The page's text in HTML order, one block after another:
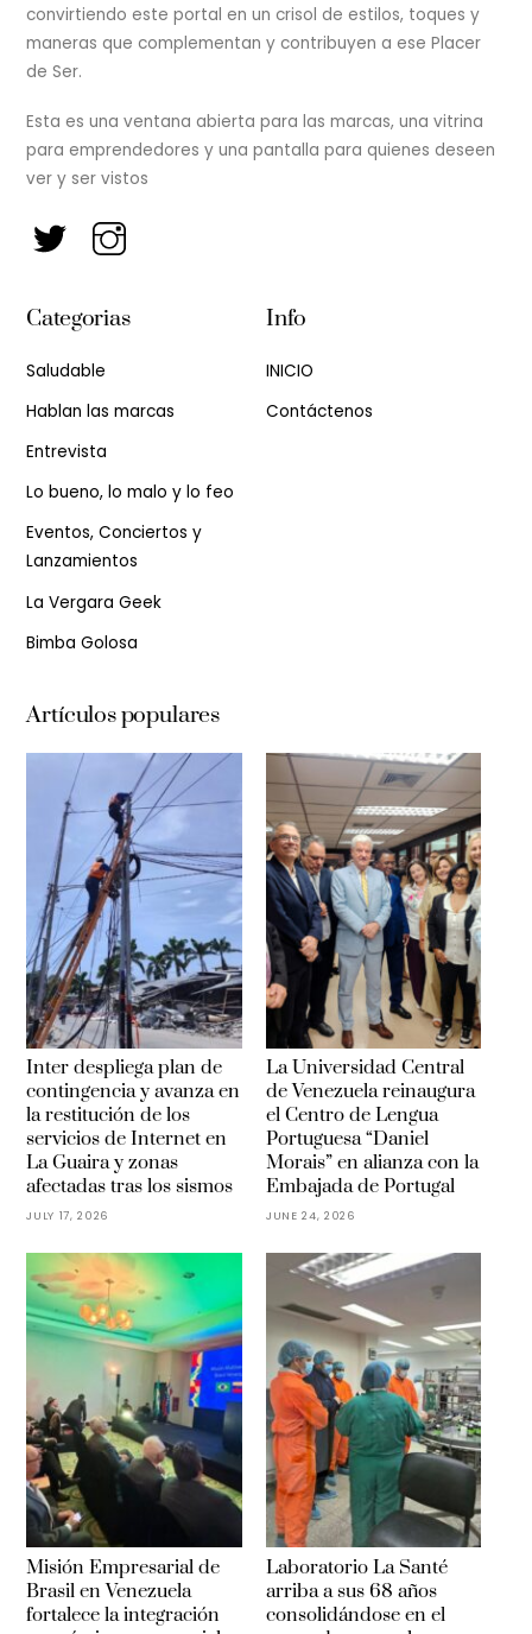
convirtiendo este portal en un crisol de estilos, toques y
maneras que complementan y contribuyen a ese Placer
de Ser.
Esta es una ventana abierta para las marcas, una vitrina
para emprendedores y una pantalla para quienes deseen
ver y ser vistos
Categorias
Saludable
Hablan las marcas
Entrevista
Lo bueno, lo malo y lo feo
Eventos, Conciertos y
Lanzamientos
La Vergara Geek
Bimba Golosa
Info
INICIO
Contáctenos
Artículos populares
Inter despliega plan de
contingencia y avanza en
la restitución de los
servicios de Internet en
La Guaira y zonas
afectadas tras los sismos
JULY 17, 2026
La Universidad Central
de Venezuela reinaugura
el Centro de Lengua
Portuguesa “Daniel
Morais” en alianza con la
Embajada de Portugal
JUNE 24, 2026
Misión Empresarial de
Brasil en Venezuela
fortalece la integración
Laboratorio La Santé
arriba a sus 68 años
consolidándose en el